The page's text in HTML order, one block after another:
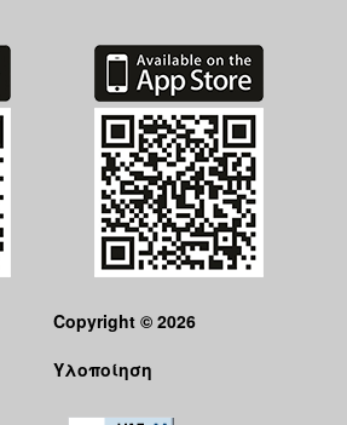
Copyright © 2026
Υλοποίηση